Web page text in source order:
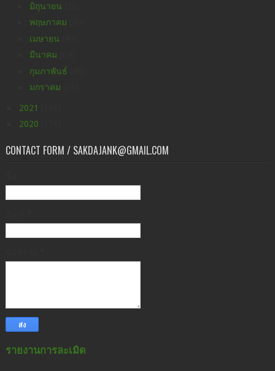
มิถุนายน
พฤษภาคม
เมษายน
มีนาคม
กุมภาพันธ์
มกราคม
2021
2020
CONTACT FORM / SAKDAJANK@GMAIL.COM
รายงานการละเมิด